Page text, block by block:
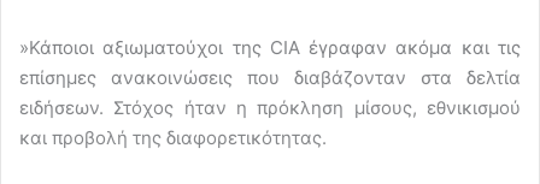
»Κάποιοι αξιωματούχοι της CIA έγραφαν ακόμα και τις
επίσημες ανακοινώσεις που διαβάζονταν στα δελτία
ειδήσεων. Στόχος ήταν η πρόκληση μίσους, εθνικισμού
και προβολή της διαφορετικότητας.